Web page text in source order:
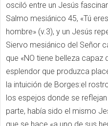
osciló entre un Jesús
Salmo mesiánico 45, «Tú
hombre» (v.3), y un Jesús
Siervo mesiánico del Señor
que «NO tiene belleza
esplendor que produzca
la intuición de Borges:el
los espejos donde se
parte, había sido el mismo